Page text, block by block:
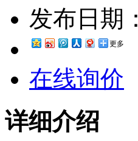
发布日期：
更多
在线询价
详细介绍